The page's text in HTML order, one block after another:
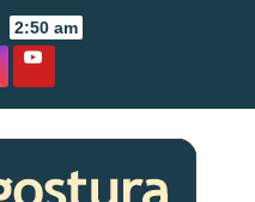
2:50 am